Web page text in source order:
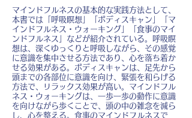
マインドフルネスの基本的な実践方法として、
本書では「呼吸瞑想」「ボディスキャン」「マ
インドフルネス・ウォーキング」「食事のマイ
ンドフルネス」などが紹介されている。呼吸瞑
想は、深くゆっくりと呼吸しながら、その感覚
に意識を集中させる方法であり、心を落ち着か
せる効果がある。ボディスキャンは、足先から
頭までの各部位に意識を向け、緊張を和らげる
方法で、リラックス効果が高い。マインドフル
ネス・ウォーキングは、一歩一歩の動作に意識
を向けながら歩くことで、頭の中の雑念を減ら
し、心を整える。食事のマインドフルネスで